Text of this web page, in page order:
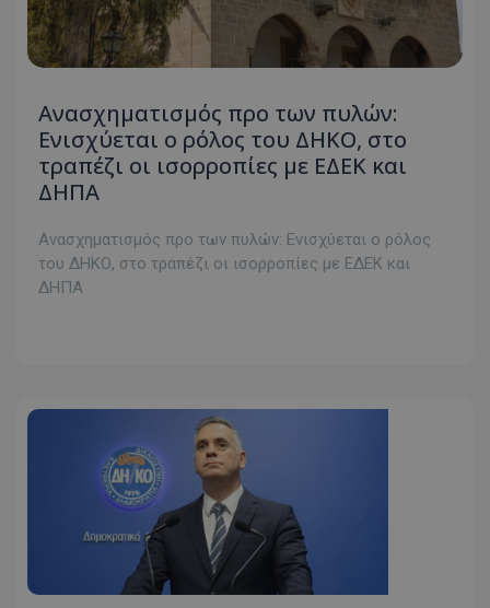
Ανασχηματισμός προ των πυλών:
Ενισχύεται ο ρόλος του ΔΗΚΟ, στο
τραπέζι οι ισορροπίες με ΕΔΕΚ και
ΔΗΠΑ
Ανασχηματισμός προ των πυλών: Ενισχύεται ο ρόλος
του ΔΗΚΟ, στο τραπέζι οι ισορροπίες με ΕΔΕΚ και
ΔΗΠΑ